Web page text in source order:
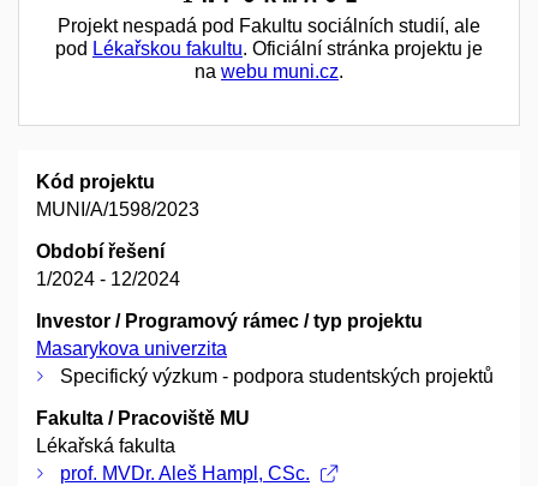
Projekt nespadá pod Fakultu sociálních studií, ale
pod Lékařskou fakultu. Oficiální stránka projektu je
na webu muni.cz.
Kód projektu
MUNI/A/1598/2023
Období řešení
1/2024 - 12/2024
Investor / Programový rámec / typ projektu
Masarykova univerzita
Specifický výzkum - podpora studentských projektů
Fakulta / Pracoviště MU
Lékařská fakulta
prof. MVDr. Aleš Hampl, CSc.